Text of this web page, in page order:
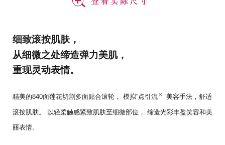
细致滚按肌肤，
从细微之处缔造弹力美肌，
重现灵动表情。
精美的840面莲花切割多面贴合滚轮， 模拟“点引流 ※ ”美容手法，舒适
滚按肌肤。
以轻柔触感紧致肌肤至细微部位， 缔造光彩丰盈笑容和美
丽表情。